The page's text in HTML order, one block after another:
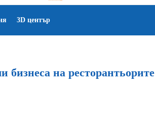
3D център
на ресторантьорите